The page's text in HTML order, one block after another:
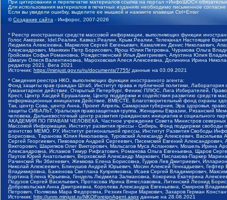
При цитировании и перепечатке материалов ссылка на портал «ИнфоШОС»
Для использования материалов в печатных изданиях необходимо письменное
Если вы увидели ошибку, выделите ее мышкой и нажмите клавиши Ctrl+Enter
©Создание сайта - Инфорос, 2007-2026
* Реестр иностранных средств массовой информации, выполняющих функции
Голос Америки, Idel.Реалии, Кавказ.Реалии, Крым.Реалии, Телеканал Настоящее
Людмила Алексеевна, Маркелов Сергей Евгеньевич, Камалягин Денис Николаевич,
Александрович, Маняхин Петр Борисович, Ярош Юлия Петровна, Чуракова Ольга
Гройсман Софья Романовна, Рождественский Илья Дмитриевич, Апухтина Юлия
Шмагун Олеся Валентиновна, Мароховская Алеся Алексеевна, Долинина Ирина
редактор 2021, Вега 2021
Источник: https://minjust.gov.ru/ru/documents/7755/ данные на 03.09.2021
* Сведения реестра НКО, выполняющих функции иностранного агента:
Фонд защиты прав граждан Штаб, Институт права и публичной политики,
Гуманитарное действие, Открытый Петербург, Феникс ПЛЮС, Лига Избирателей,
Крест, Центр Хасдей Ерушалаим, Центр поддержки и содействия развитию средств
информационных инициатив Действие, ВМЕСТЕ, Благотворительный фонд охраны
Так, центр Сова, центр Анна, Проект Апрель, Самарская губерния, Эра здоровья,
защиты СИБАЛЬТ, Уральская правозащитная группа, Женщины Евразии, Рязанский
человека, Дальневосточный центр развития гражданских инициатив и социального
АКАДЕМИЯ ПО ПРАВАМ ЧЕЛОВЕКА, Частное учреждение Совета Министров северных
Массовой Информации, Институт развития прессы - Сибирь, Фонд поддержки
агентство МЕМО. РУ, Институт региональной прессы, Институт Развития Свободы
Борисовна, Таранова Юлия Николаевна, Туровский Александр Алексеевич,
Сергей Георгиевич, Пивоваров Андрей Сергеевич, Писемский Евгений
Викторович, Шарипков Олег Викторович, Мальсагов Муса Асланович, Мошель Ирина
Александровна, Исламов Тимур Рифгатович, Романова Ольга Евгеньевна, Щаров
Паутов Юрий Анатольевич, Верховский Александр Маркович, Пислакова-Паркер
Рачинский Ян Збигневич, Жемкова Елена Борисовна, Гудков Лев Дмитриевич,
Николай Алексеевич, Блинушов Андрей Юрьевич, Мосин Алексей Геннадьевич,
Владимировна, Баженова Светлана Куприяновна, Исаев Сергей Владимирович,
Буртина Елена Юрьевна, Гендель Людмила Залмановна, Кокорина Екатерина
Подузов Сергей Васильевич, Протасова Ирина Вячеславовна, Литинский Леонид
Добровольская Анна Дмитриевна, Королева Александра Евгеньевна, Смирнов
Петрович, Полякова Мара Федоровна, Резник Генри Маркович, Захаров Герман
Источник: http://unro.minjust.ru/NKOForeignAgent.aspx данные на 28.08.2021